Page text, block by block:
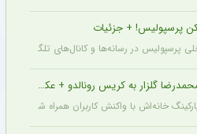
پرسپولیس! + جزئیات
پرسپولیس در رسانه‌ها و کانال‌های تلگرامی
گلزار به کریس رونالدو + عکس
خانه‌اش با واکنش کاربران همراه شده و